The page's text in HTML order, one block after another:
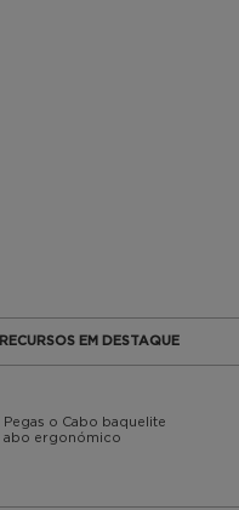
RECURSOS EM DESTAQUE
Pegas o Cabo baquelite
abo ergonómico